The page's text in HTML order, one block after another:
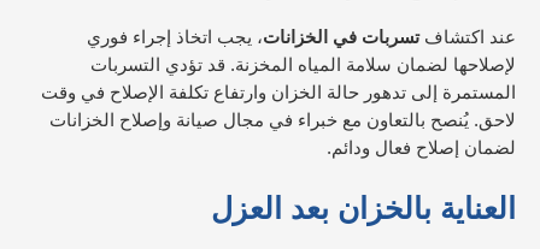
عند اكتشافتسربات في الخزانات، يجب اتخاذ إجراء فوري
لإصلاحها لضمان سلامة المياه المخزنة. قد تؤدي التسربات
المستمرة إلى تدهور حالة الخزان وارتفاع تكلفة الإصلاح في وقت
لاحق. يُنصح بالتعاون مع خبراء في مجال صيانة وإصلاح الخزانات
لضمان إصلاح فعال ودائم.
العناية بالخزان بعد العزل